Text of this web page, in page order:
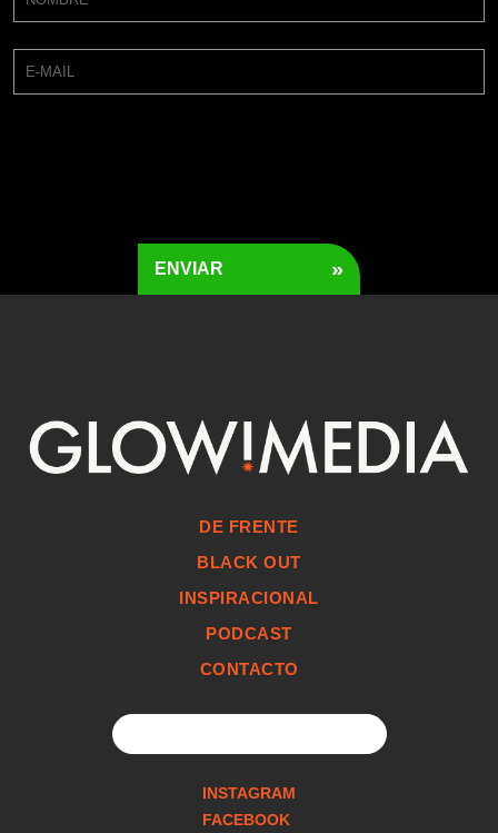
ENVIAR »
DE FRENTE
BLACK OUT
INSPIRACIONAL
PODCAST
CONTACTO
for:
INSTAGRAM
FACEBOOK